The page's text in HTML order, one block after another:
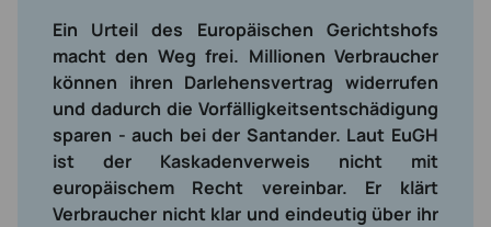
Ein Urteil des Europäischen Gerichtshofs
macht den Weg frei. Millionen Verbraucher
können ihren Darlehensvertrag widerrufen
und dadurch die Vorfälligkeitsentschädigung
sparen - auch bei der Santander. Laut EuGH
ist der Kaskadenverweis nicht mit
europäischem Recht vereinbar. Er klärt
Verbraucher nicht klar und eindeutig über ihr